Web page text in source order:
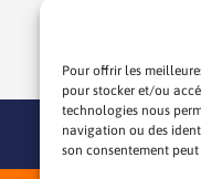
Pour offrir les
pour stocker et/ou
technologies nous
navigation ou des
son consentement